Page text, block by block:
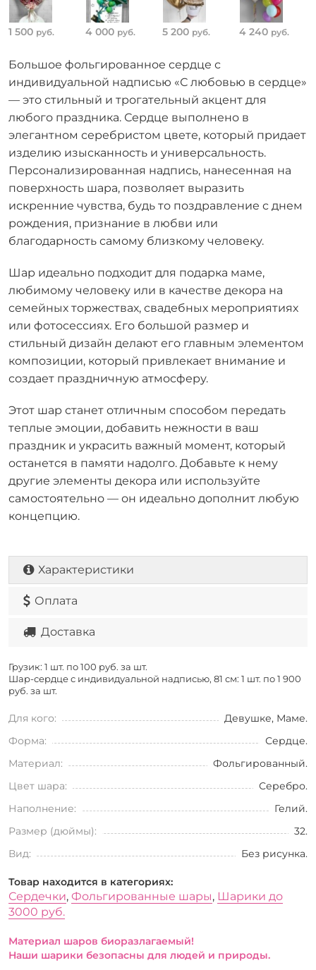
1 500 руб. 4 000 руб. 5 200 руб. 4 240 руб.
Большое фольгированное сердце с
индивидуальной надписью «С любовью в сердце»
— это стильный и трогательный акцент для
любого праздника. Сердце выполнено в
элегантном серебристом цвете, который придает
изделию изысканность и универсальность.
Персонализированная надпись, нанесенная на
поверхность шара, позволяет выразить
искренние чувства, будь то поздравление с днем
рождения, признание в любви или
благодарность самому близкому человеку.
Шар идеально подходит для подарка маме,
любимому человеку или в качестве декора на
семейных торжествах, свадебных мероприятиях
или фотосессиях. Его большой размер и
стильный дизайн делают его главным элементом
композиции, который привлекает внимание и
создает праздничную атмосферу.
Этот шар станет отличным способом передать
теплые эмоции, добавить нежности в ваш
праздник и украсить важный момент, который
останется в памяти надолго. Добавьте к нему
другие элементы декора или используйте
самостоятельно — он идеально дополнит любую
концепцию.
Характеристики
Оплата
Доставка
Грузик: 1 шт. по 100 руб. за шт.
Шар-сердце с индивидуальной надписью, 81 см: 1 шт. по 1 900
руб. за шт.
Для кого:
Девушке, Маме.
Форма:
Сердце.
Материал:
Фольгированный.
Цвет шара:
Серебро.
Наполнение:
Гелий.
Размер (дюймы):
32.
Вид:
Без рисунка.
Товар находится в категориях:
Сердечки, Фольгированные шары, Шарики до
3000 руб.
Материал шаров биоразлагаемый!
Наши шарики безопасны для людей и природы.